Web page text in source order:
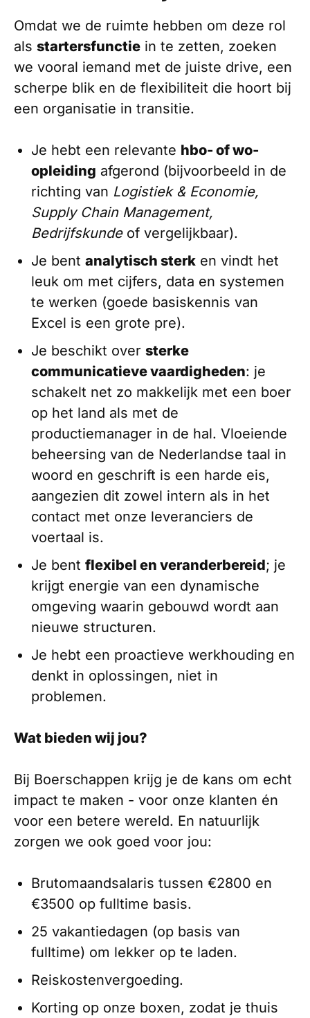
Omdat we de ruimte hebben om deze rol
als startersfunctie in te zetten, zoeken
we vooral iemand met de juiste drive, een
scherpe blik en de flexibiliteit die hoort bij
een organisatie in transitie.
Je hebt een relevante hbo- of wo-
opleiding afgerond (bijvoorbeeld in de
richting van Logistiek & Economie,
Supply Chain Management,
Bedrijfskundeof vergelijkbaar).
Je bent analytisch sterk en vindt het
leuk om met cijfers, data en systemen
te werken (goede basiskennis van
Excel is een grote pre).
Je beschikt over sterke
communicatieve vaardigheden: je
schakelt net zo makkelijk met een boer
op het land als met de
productiemanager in de hal. Vloeiende
beheersing van de Nederlandse taal in
woord en geschrift is een harde eis,
aangezien dit zowel intern als in het
contact met onze leveranciers de
voertaal is.
Je bent flexibel en veranderbereid; je
krijgt energie van een dynamische
omgeving waarin gebouwd wordt aan
nieuwe structuren.
Je hebt een proactieve werkhouding en
denkt in oplossingen, niet in
problemen.
Wat bieden wij jou?
Bij Boerschappen krijg je de kans om echt
impact te maken - voor onze klanten én
voor een betere wereld. En natuurlijk
zorgen we ook goed voor jou:
Brutomaandsalaris tussen €2800 en
€3500 op fulltime basis.
25 vakantiedagen (op basis van
fulltime) om lekker op te laden.
Reiskostenvergoeding.
Korting op onze boxen, zodat je thuis